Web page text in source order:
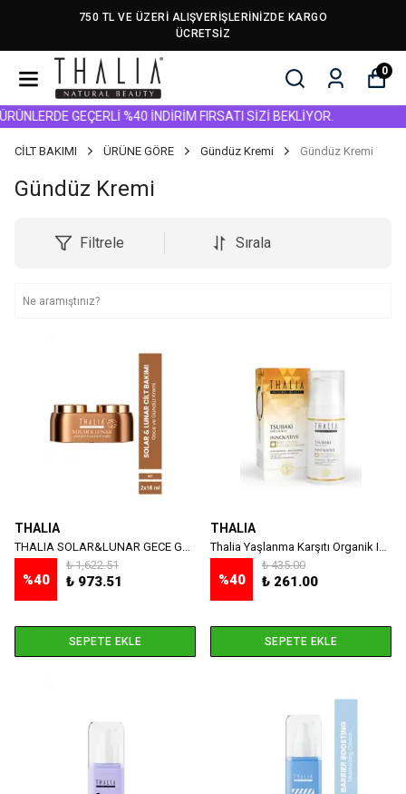
750 TL VE ÜZERİ ALIŞVERİŞLERİNİZDE KARGO
ÜCRETSİZ
0
GEÇERLİ %40 İNDİRİM FIRSATI SİZİ BEKLİYOR.
CİLT BAKIMI ÜRÜNE GÖRE Gündüz Kremi Gündüz Kremi
Gündüz Kremi
Filtrele Sırala
THALIA
THALIA SOLAR&LUNAR GECE GÜNDÜZ KREMİ 2 X 18 ML
%40
₺ 1,622.51
₺ 973.51
SEPETE EKLE
THALIA
Thalia Yaşlanma Karşıtı Organik Innovative Tsubaki Yağlı Gündüz Yüz Bakım Kremi 15 SPF
%40
₺ 435.00
₺ 261.00
SEPETE EKLE